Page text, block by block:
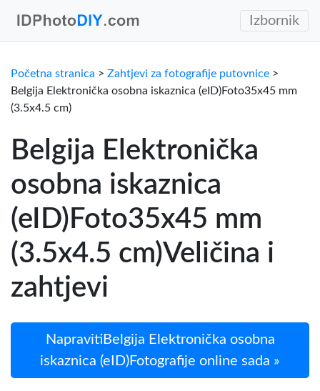
Izbornik
Početna stranica > Zahtjevi za fotografije putovnice >
Belgija Elektronička osobna iskaznica (eID)Foto35x45 mm
(3.5x4.5 cm)
Belgija Elektronička
osobna iskaznica
(eID)Foto35x45 mm
(3.5x4.5 cm)Veličina i
zahtjevi
NapravitiBelgija Elektronička osobna
iskaznica (eID)Fotografije online sada »